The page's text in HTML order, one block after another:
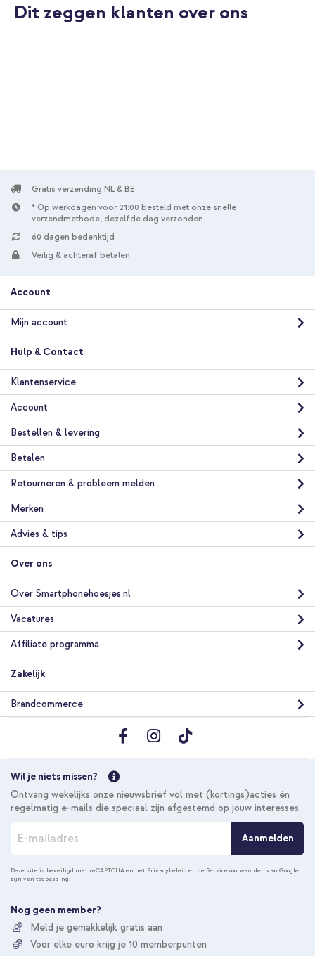
€ 38,98
Gratis verzending € 35,58
In winkelmandje
Gratis
verzending
Selencia Vivid Backcover Samsung Galaxy S26 - Paisley Blush +
Satin Crush Polskoord - Cosmic Candy
Gratis verzending € 35,58
Gratis
verzending
Selencia Vivid Backcover Samsung Galaxy S26 - Paisley Blush +
PopGrip - Afneembaar - Black
In winkelmandje
Gratis
verzending
Selencia Vivid Backcover Samsung Galaxy S26 - Paisley Blush +
Dit zeggen klanten over ons
Gratis verzending NL & BE
* Op werkdagen voor 21:00 besteld met onze snelle
verzendmethode, dezelfde dag verzonden.
60 dagen bedenktijd
Veilig & achteraf betalen
Account
Mijn account
Hulp & Contact
Klantenservice
Account
Bestellen & levering
Betalen
Retourneren & probleem melden
Merken
Advies & tips
Over ons
Over Smartphonehoesjes.nl
Vacatures
Affiliate programma
Zakelijk
Brandcommerce
Wil je niets missen?
Ontvang wekelijks onze nieuwsbrief vol met (kortings)acties én
regelmatig e-mails die speciaal zijn afgestemd op jouw interesses.
n
n
e
u
o
Aanmelden
Deze site is beveiligd met reCAPTCHA en het Privacybeleid en de Servicevoorwaarden van Google
zijn van toepassing.
Nog geen member?
Meld je gemakkelijk gratis aan
Voor elke euro krijg je 10 memberpunten